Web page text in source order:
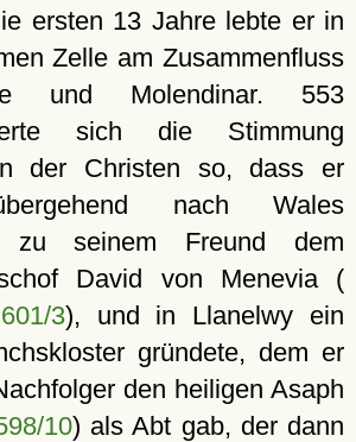
ersten 13 Jahre lebte er in
Zelle am Zusammenfluss
und Molendinar. 553
sich die Stimmung
der Christen so, dass er
nach Wales
zu seinem Freund dem
David von Menevia (
3), und in Llanelwy ein
gründete, dem er
den heiligen Asaph
10) als Abt gab, der dann